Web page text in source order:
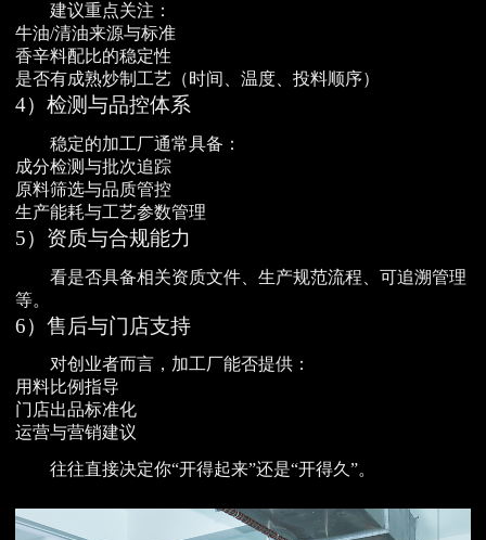
建议重点关注：
牛油/清油来源与标准
香辛料配比的稳定性
是否有成熟炒制工艺（时间、温度、投料顺序）
4）检测与品控体系
稳定的加工厂通常具备：
成分检测与批次追踪
原料筛选与品质管控
生产能耗与工艺参数管理
5）资质与合规能力
看是否具备相关资质文件、生产规范流程、可追溯管理
等。
6）售后与门店支持
对创业者而言，加工厂能否提供：
用料比例指导
门店出品标准化
运营与营销建议
往往直接决定你“开得起来”还是“开得久”。